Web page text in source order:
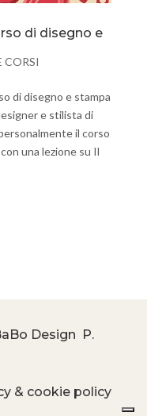
di disegno e
CORSI
di disegno e stampa
e stilista di
il corso
una lezione su Il
Design P.
& cookie policy